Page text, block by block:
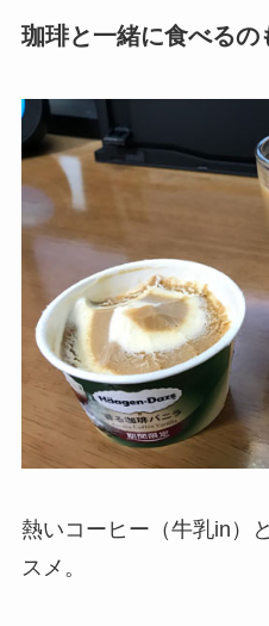
珈琲と一緒に食べるの
熱いコーヒー（牛乳in）
スメ。